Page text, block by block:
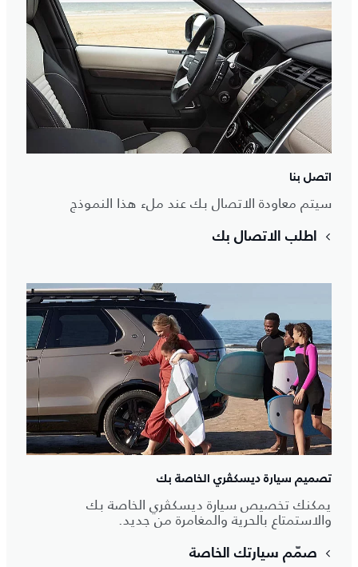
اتصل بنا
سيتم معاودة الاتصال بك عند ملء هذا النموذج
اطلب الاتصال بك
تصميم سيارة ديسكڤري الخاصة بك
يمكنك تخصيص سيارة ديسكڤري الخاصة بك
والاستمتاع بالحرية والمغامرة من جديد.
صمّم سيارتك الخاصة